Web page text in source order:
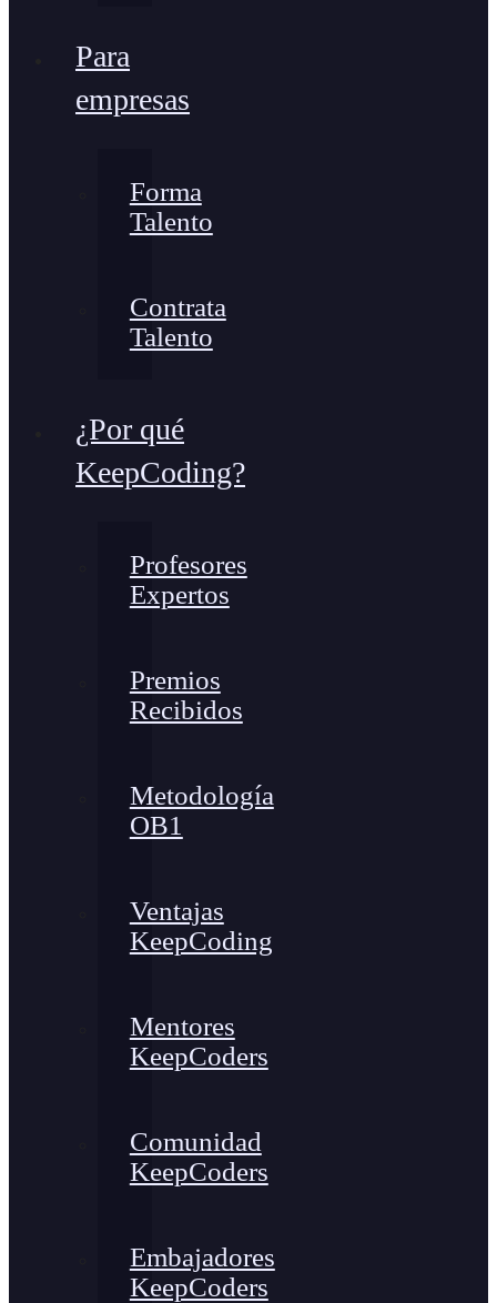
Para
empresas
Forma
Talento
Contrata
Talento
¿Por qué
KeepCoding?
Profesores
Expertos
Premios
Recibidos
Metodología
OB1
Ventajas
KeepCoding
Mentores
KeepCoders
Comunidad
KeepCoders
Embajadores
KeepCoders